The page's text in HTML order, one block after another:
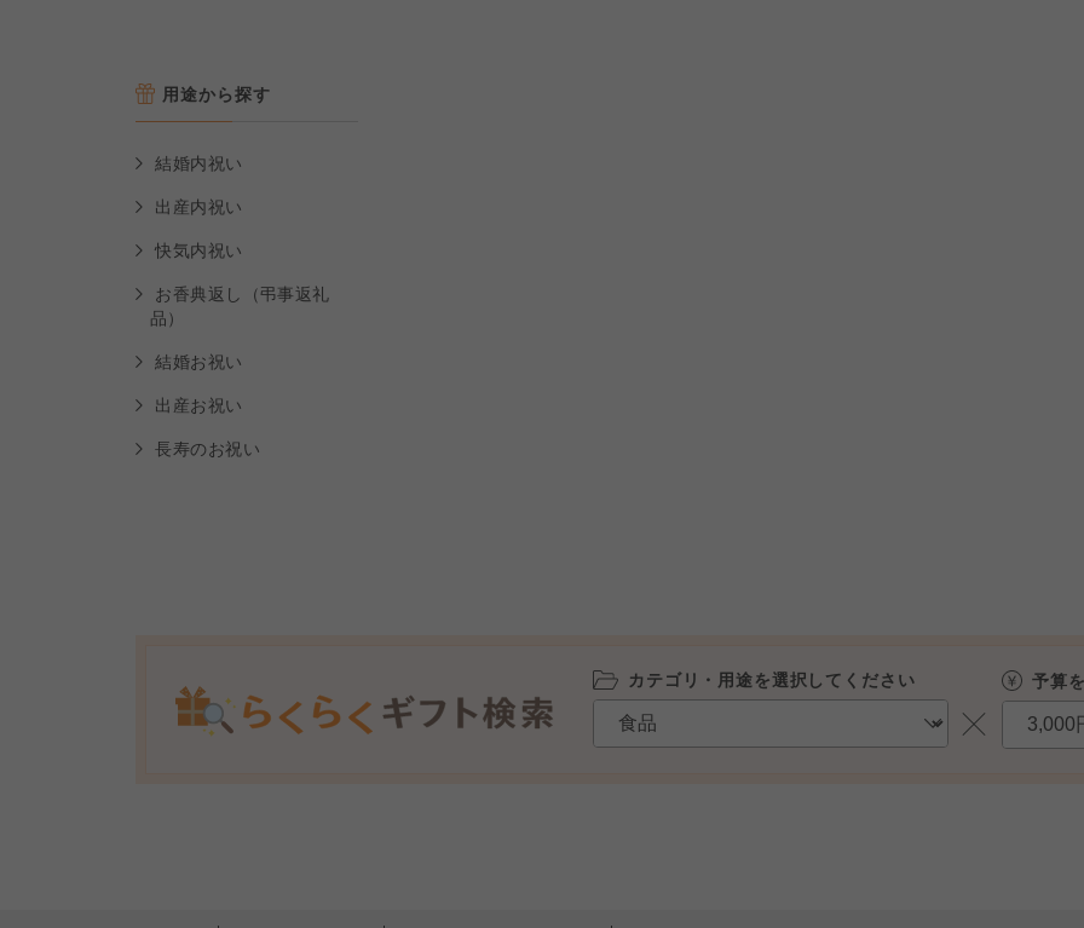
用途から探す
結婚内祝い
出産内祝い
快気内祝い
お香典返し（弔事返礼
品）
結婚お祝い
出産お祝い
長寿のお祝い
カテゴリ・用途を選択してください 予算